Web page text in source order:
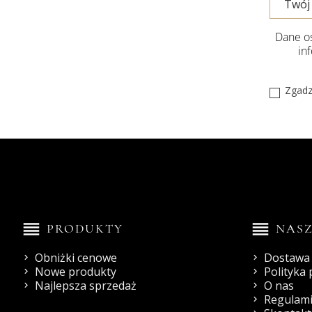
Dane
reorder PRODUKTY
Obniżki cenowe
Nowe produkty
Najlepsza sprzedaż
reorder
Polityka
O nas